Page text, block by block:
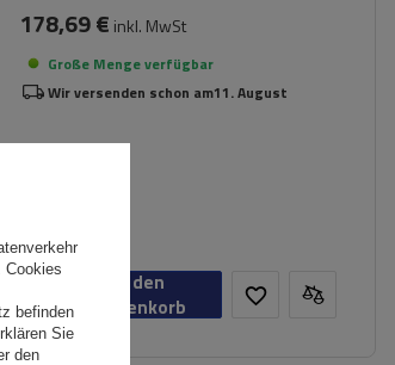
178,69 € inkl. MwSt
Große Menge verfügbar
Wir versenden schon am11. August
In den
Warenkorb
Cookies
befinden
Sie
den